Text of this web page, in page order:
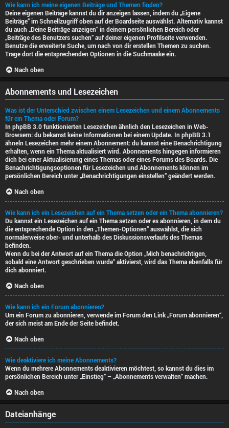
Wie kann ich meine eigenen Beiträge und Themen finden?
Deine eigenen Beiträge kannst du dir anzeigen lassen, indem du „Eigene
Beiträge“ im Schnellzugriff oben auf der Boardseite auswählst. Alternativ kannst
du auch „Deine Beiträge anzeigen“ in deinem persönlichen Bereich oder
„Beiträge des Benutzers suchen“ auf deiner eigenen Profilseite verwenden.
Benutze die erweiterte Suche, um nach von dir erstellen Themen zu suchen.
Trage dort die entsprechenden Optionen in die Suchmaske ein.
Nach oben
Abonnements und Lesezeichen
Was ist der Unterschied zwischen einem Lesezeichen und einem Abonnements
für ein Thema oder Forum?
In phpBB 3.0 funktionierten Lesezeichen ähnlich den Lesezeichen in Web-
Browsern: du bekamst keine Informationen bei einem Update. In phpBB 3.1
ähneln Lesezeichen mehr einem Abonnement: du kannst eine Benachrichtigung
erhalten, wenn ein Thema aktualisiert wird. Abonnements hingegen informieren
dich bei einer Aktualisierung eines Themas oder eines Forums des Boards. Die
Benachrichtigungsoptionen für Lesezeichen und Abonnements können im
persönlichen Bereich unter „Benachrichtigungen einstellen“ geändert werden.
Nach oben
Wie kann ich ein Lesezeichen auf ein Thema setzen oder ein Thema abonnieren?
Du kannst ein Lesezeichen auf ein Thema setzen oder es abonnieren, in dem du
die entsprechende Option in den „Themen-Optionen“ auswählst, die sich
normalerweise ober- und unterhalb des Diskussionsverlaufs des Themas
befinden.
Wenn du bei der Antwort auf ein Thema die Option „Mich benachrichtigen,
sobald eine Antwort geschrieben wurde“ aktivierst, wird das Thema ebenfalls für
dich abonniert.
Nach oben
Wie kann ich ein Forum abonnieren?
Um ein Forum zu abonnieren, verwende im Forum den Link „Forum abonnieren“,
der sich meist am Ende der Seite befindet.
Nach oben
Wie deaktiviere ich meine Abonnements?
Wenn du mehrere Abonnements deaktivieren möchtest, so kannst du dies im
persönlichen Bereich unter „Einstieg“ – „Abonnements verwalten“ machen.
Nach oben
Dateianhänge